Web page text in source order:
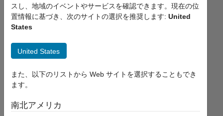
Problem
2850. Matlab
Switching
Majeed
スし、地域のイベントやサービスを確認できます。現在の位
置情報に基づき、次のサイトの選択を推奨します: United
States
United States
また、以下のリストから Web サイトを選択することもでき
ます。
南北アメリカ